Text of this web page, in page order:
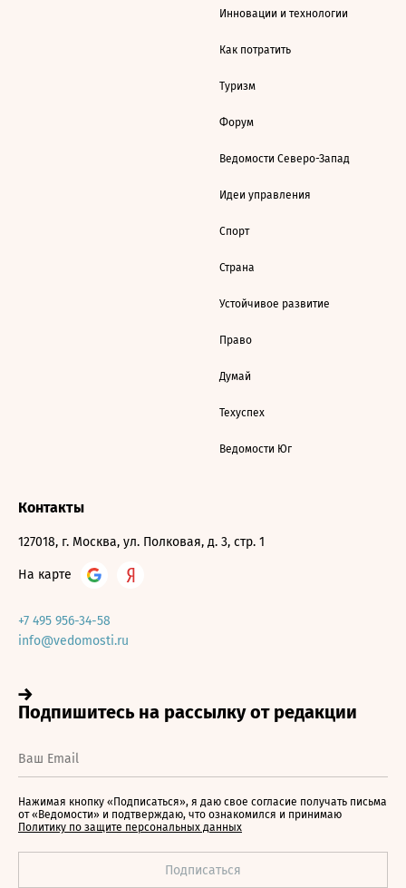
Инновации и технологии
Как потратить
Туризм
Форум
Ведомости Северо-Запад
Идеи управления
Спорт
Страна
Устойчивое развитие
Право
Думай
Техуспех
Ведомости Юг
Контакты
127018, г. Москва, ул. Полковая, д. 3, стр. 1
На карте
+7 495 956-34-58
info@vedomosti.ru
Нажимая кнопку «Подписаться», я даю свое согласие получать письма
от «Ведомости» и подтверждаю, что ознакомился и принимаю
Политику по защите персональных данных